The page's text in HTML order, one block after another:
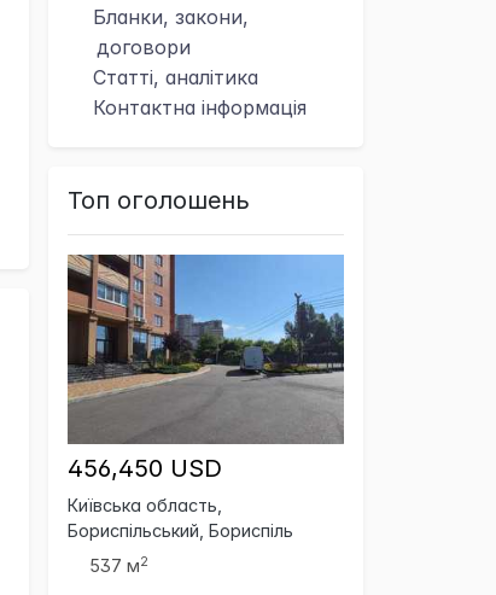
Бланки, закони,
договори
Статті, аналітика
Контактна інформація
Топ оголошень
456,450 USD
Київська область,
Бориспільський, Бориспіль
537 м2